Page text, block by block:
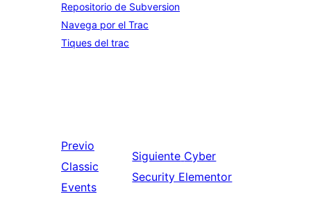
Repositorio de Subversion
Navega por el Trac
Tiques del trac
Previo
Classic
Events
Siguiente Cyber
Security Elementor